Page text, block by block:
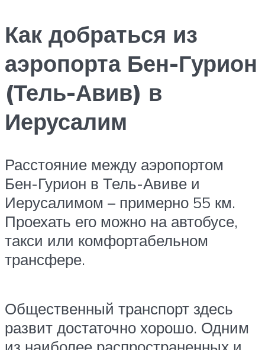
Как добраться из
аэропорта Бен-Гурион
(Тель-Авив) в
Иерусалим
Расстояние между аэропортом
Бен-Гурион в Тель-Авиве и
Иерусалимом – примерно 55 км.
Проехать его можно на автобусе,
такси или комфортабельном
трансфере.
Общественный транспорт здесь
развит достаточно хорошо. Одним